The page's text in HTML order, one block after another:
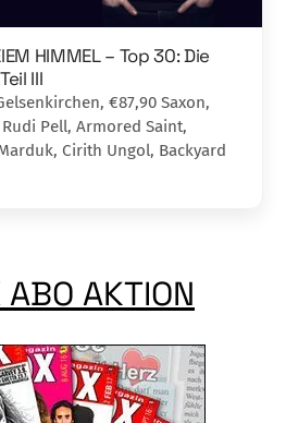
HIMMEL – Top 30: Die
III
€87,90 Saxon,
Pell, Armored Saint,
Cirith Ungol, Backyard
ABO AKTION